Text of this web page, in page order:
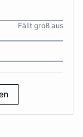
Fällt groß aus